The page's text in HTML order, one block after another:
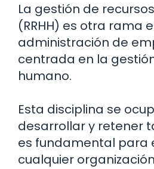
La gestión de
(RRHH) es otra rama
administración de
centrada en la
humano.
Esta disciplina se
desarrollar y retener
es fundamental para
cualquier